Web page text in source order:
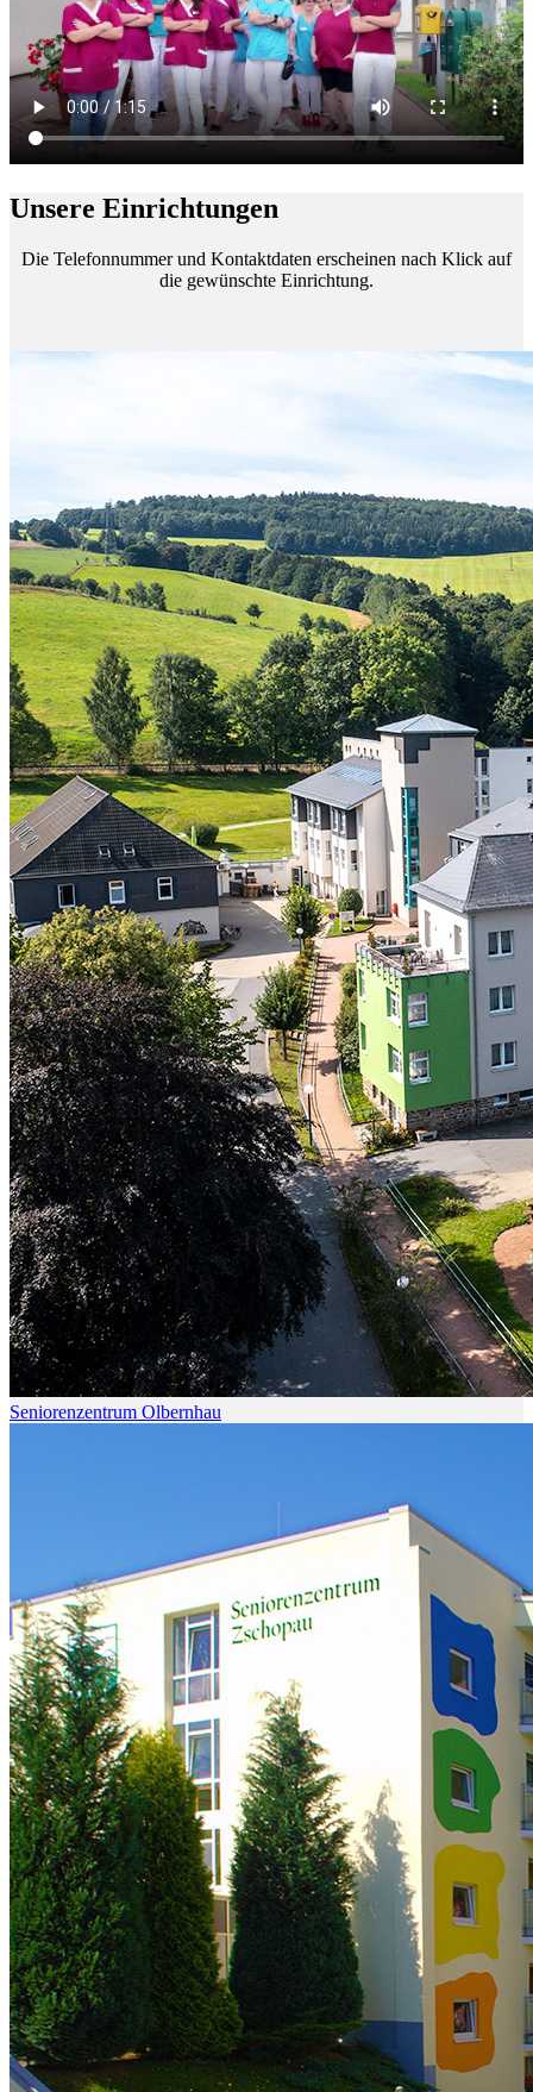
Unsere Einrichtungen
Die Telefonnummer und Kontaktdaten erscheinen nach Klick auf
die gewünschte Einrichtung.
Seniorenzentrum Olbernhau